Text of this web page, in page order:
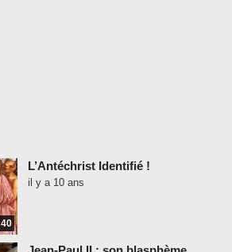
L’Antéchrist Identifié !
il y a 10 ans